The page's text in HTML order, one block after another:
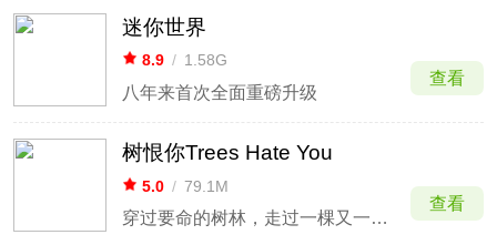
迷你世界
8.9 / 1.58G
八年来首次全面重磅升级
查看
树恨你Trees Hate You
5.0 / 79.1M
穿过要命的树林，走过一棵又一棵恶意满满的树
查看